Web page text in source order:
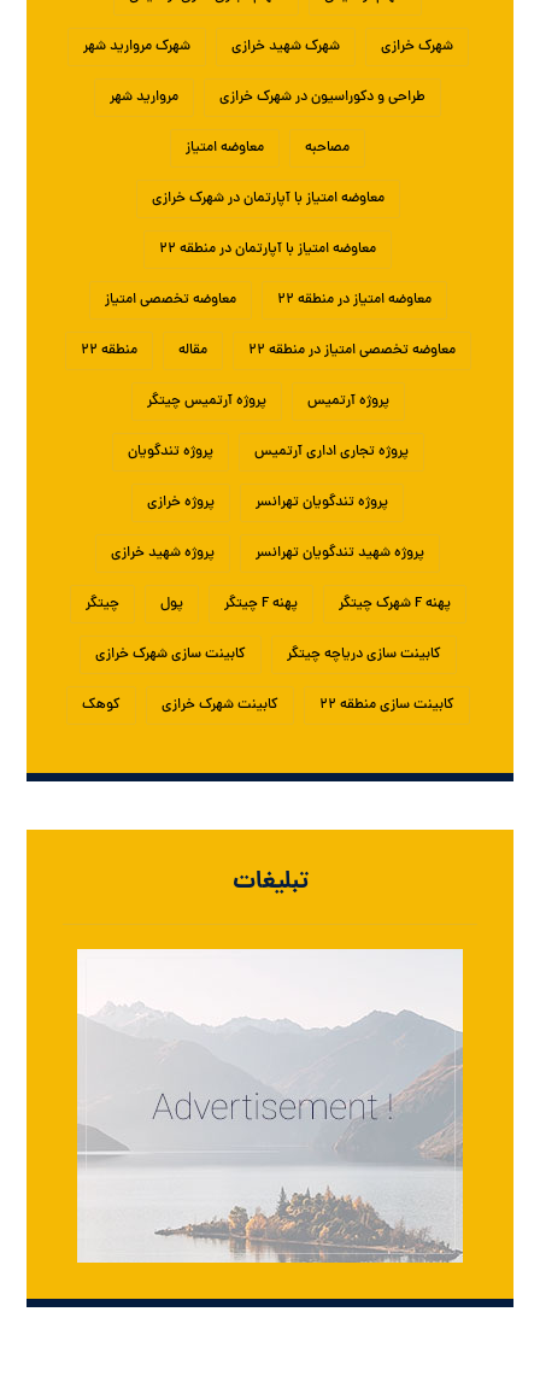
شهرک خرازی شهرک شهید خرازی شهرک مروارید شهر
طراحی و دکوراسیون در شهرک خرازی مروارید شهر
مصاحبه معاوضه امتیاز
معاوضه امتیاز با آپارتمان در شهرک خرازی
معاوضه امتیاز با آپارتمان در منطقه ۲۲
معاوضه امتیاز در منطقه ۲۲ معاوضه تخصصی امتیاز
معاوضه تخصصی امتیاز در منطقه ۲۲ مقاله منطقه ۲۲
پروژه آرتمیس پروژه آرتمیس چیتگر
پروژه تجاری اداری آرتمیس پروژه تندگویان
پروژه تندگویان تهرانسر پروژه خرازی
پروژه شهید تندگویان تهرانسر پروژه شهید خرازی
پهنه F شهرک چیتگر پهنه F چیتگر پول چیتگر
کابینت سازی دریاچه چیتگر کابینت سازی شهرک خرازی
کابینت سازی منطقه ۲۲ کابینت شهرک خرازی کوهک
تبلیغات